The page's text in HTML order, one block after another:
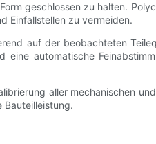
geschlossen zu halten.
Einfallstellen zu vermeiden.
auf der beobachteten
automatische
aller mechanischen
Bauteilleistung.